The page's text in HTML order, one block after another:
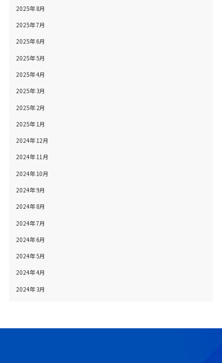
2025年8月
2025年7月
2025年6月
2025年5月
2025年4月
2025年3月
2025年2月
2025年1月
2024年12月
2024年11月
2024年10月
2024年9月
2024年8月
2024年7月
2024年6月
2024年5月
2024年4月
2024年3月